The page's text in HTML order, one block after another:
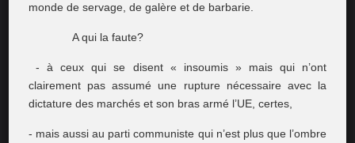
monde de servage, de galère et de barbarie.
A qui la faute?
- à ceux qui se disent « insoumis » mais qui n’ont
clairement pas assumé une rupture nécessaire avec la
dictature des marchés et son bras armé l’UE, certes,
- mais aussi au parti communiste qui n’est plus que l’ombre